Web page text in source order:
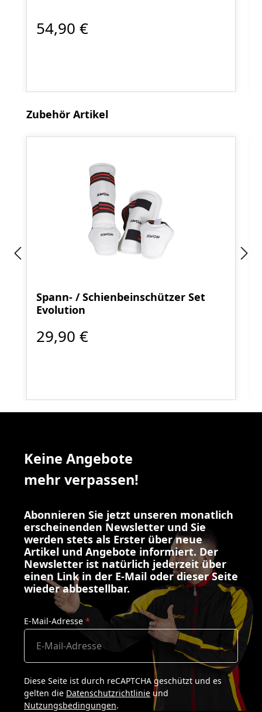
54,90 €
Produktgalerie überspringen
Zubehör Artikel
Spann- / Schienbeinschützer Set
Evolution
29,90 €
Keine Angebote
mehr verpassen!
Abonnieren Sie jetzt unseren monatlich
erscheinenden Newsletter und Sie
werden stets als Erster über neue
Artikel und Angebote informiert. Der
Newsletter ist natürlich jederzeit über
einen Link in der E-Mail oder dieser Seite
wieder abbestellbar.
E-Mail-Adresse *
Diese Seite ist durch reCAPTCHA geschützt und es
gelten die Datenschutzrichtlinie und
Nutzungsbedingungen.